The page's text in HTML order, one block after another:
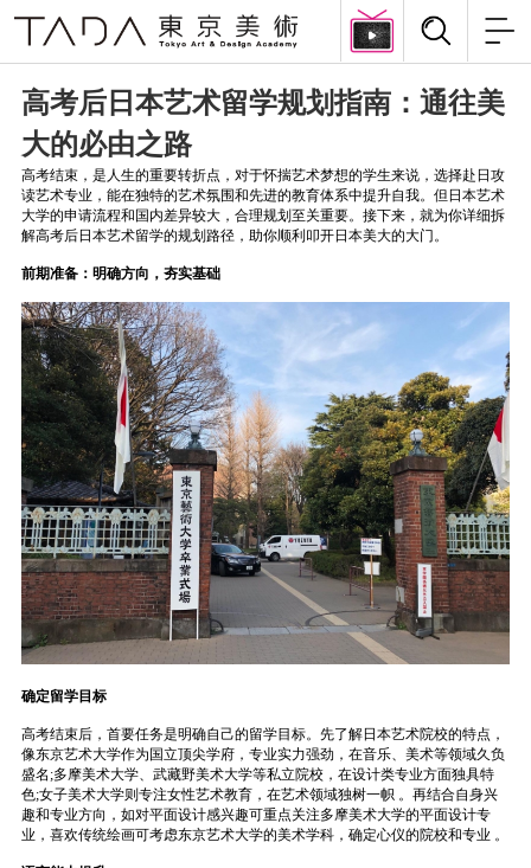
高考后日本艺术留学规划指南：通往美
大的必由之路
高考结束，是人生的重要转折点，对于怀揣艺术梦想的学生来说，选择赴日攻
读艺术专业，能在独特的艺术氛围和先进的教育体系中提升自我。但日本艺术
大学的申请流程和国内差异较大，合理规划至关重要。接下来，就为你详细拆
解高考后日本艺术留学的规划路径，助你顺利叩开日本美大的大门。
前期准备：明确方向，夯实基础
确定留学目标
高考结束后，首要任务是明确自己的留学目标。先了解日本艺术院校的特点，
像东京艺术大学作为国立顶尖学府，专业实力强劲，在音乐、美术等领域久负
盛名;多摩美术大学、武藏野美术大学等私立院校，在设计类专业方面独具特
色;女子美术大学则专注女性艺术教育，在艺术领域独树一帜 。再结合自身兴
趣和专业方向，如对平面设计感兴趣可重点关注多摩美术大学的平面设计专
业，喜欢传统绘画可考虑东京艺术大学的美术学科，确定心仪的院校和专业 。